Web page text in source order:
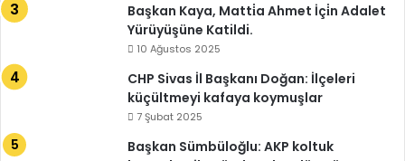
Başkan Kaya, Matti̇a Ahmet İçi̇n Adalet
Yürüyüşüne Katildi.
10 Ağustos 2025
CHP Sivas İl Başkanı Doğan: İlçeleri
küçültmeyi kafaya koymuşlar
7 Şubat 2025
Başkan Sümbüloğlu: AKP koltuk